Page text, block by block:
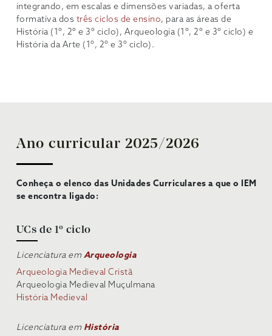
integrando, em escalas e dimensões variadas, a oferta
formativa dos três ciclos de ensino, para as áreas de
História (1º, 2º e 3º ciclo), Arqueologia (1º, 2º e 3º ciclo) e
História da Arte (1º, 2º e 3º ciclo).
Ano curricular 2025/2026
Conheça o elenco das Unidades Curriculares a que o IEM
se encontra ligado:
UCs de 1º ciclo
Licenciatura em Arqueologia
Arqueologia Medieval Cristã
Arqueologia Medieval Muçulmana
História Medieval
Licenciatura em História